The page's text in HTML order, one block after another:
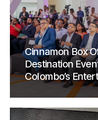
Cinnamon Box
Destination
Colombo’s